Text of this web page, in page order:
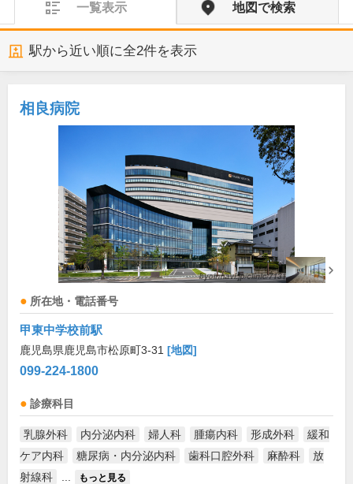
一覧表示 地図で検索
駅から近い順に全2件を表示
相良病院
所在地・電話番号
甲東中学校前駅
鹿児島県鹿児島市松原町3-31 [地図]
099-224-1800
診療科目
乳腺外科 内分泌内科 婦人科 腫瘍内科 形成外科
緩和
ケア内科
糖尿病・内分泌内科 歯科口腔外科 麻酔科
放
射線科
もっと見る